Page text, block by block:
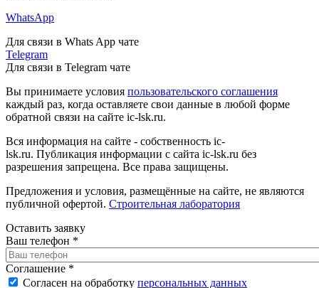
WhatsApp
Для связи в Whats App чате
Telegram
Для связи в Telegram чате
Вы принимаете условия пользовательского соглашения
каждый раз, когда оставляете свои данные в любой форме
обратной связи на сайте ic-lsk.ru.
Вся информация на сайте - собственность ic-
lsk.ru. Публикация информации с сайта ic-lsk.ru без
разрешения запрещена. Все права защищены.
Предложения и условия, размещённые на сайте, не являются
публичной офертой. Строительная лаборатория
Оставить заявку
Ваш телефон *
Соглашение *
Согласен на обработку персональных данных